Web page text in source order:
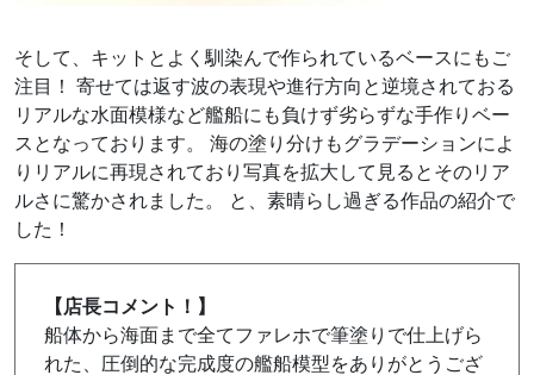
そして、キットとよく馴染んで作られているベースにもご
注目！ 寄せては返す波の表現や進行方向と逆境されておる
リアルな水面模様など艦船にも負けず劣らずな手作りベー
スとなっております。 海の塗り分けもグラデーションによ
りリアルに再現されており写真を拡大して見るとそのリア
ルさに驚かされました。 と、素晴らし過ぎる作品の紹介で
した！
【店長コメント！】
船体から海面まで全てファレホで筆塗りで仕上げら
れた、圧倒的な完成度の艦船模型をありがとうござ